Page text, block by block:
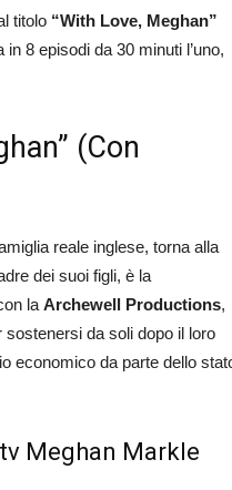
titolo “With Love, Meghan”
8 episodi da 30 minuti l’uno,
(Con
reale inglese, torna alla
dei suoi figli, è la
la Archewell Productions,
da soli dopo il loro
economico da parte dello
Meghan Markle